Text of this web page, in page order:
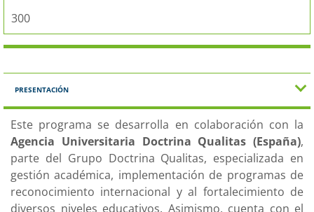
300
PRESENTACIÓN
Este programa se desarrolla en colaboración con la
Agencia Universitaria Doctrina Qualitas (España),
parte del Grupo Doctrina Qualitas, especializada en
gestión académica, implementación de programas de
reconocimiento internacional y al fortalecimiento de
diversos niveles educativos. Asimismo, cuenta con el